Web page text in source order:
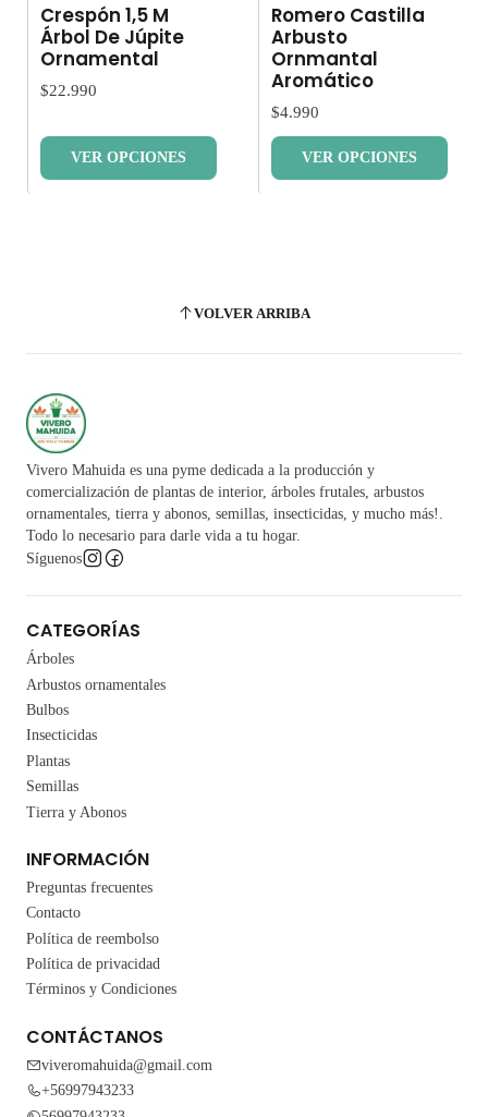
Crespón 1,5 M
Árbol De Júpite
Ornamental
$22.990
VER OPCIONES
Romero Castilla
Arbusto
Ornmantal
Aromático
$4.990
VER OPCIONES
VOLVER ARRIBA
Vivero Mahuida es una pyme dedicada a la producción y
comercialización de plantas de interior, árboles frutales, arbustos
ornamentales, tierra y abonos, semillas, insecticidas, y mucho más!.
Todo lo necesario para darle vida a tu hogar.
Síguenos
CATEGORÍAS
Árboles
Arbustos ornamentales
Bulbos
Insecticidas
Plantas
Semillas
Tierra y Abonos
INFORMACIÓN
Preguntas frecuentes
Contacto
Política de reembolso
Política de privacidad
Términos y Condiciones
CONTÁCTANOS
viveromahuida@gmail.com
+56997943233